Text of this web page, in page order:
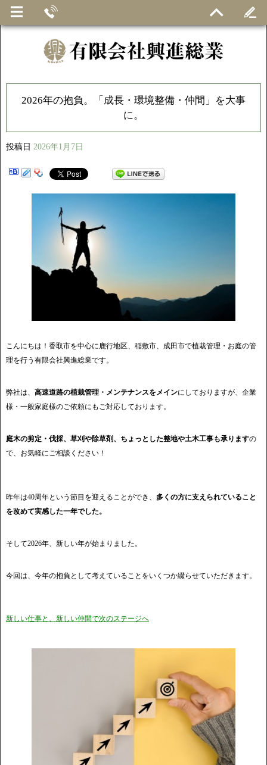
2026年の抱負。「成長・環境整備・仲間」を大事
に。
投稿日 2026年1月7日
こんにちは！香取市を中心に鹿行地区、稲敷市、成田市で植栽管理・お庭の管
理を行う有限会社興進総業です。
弊社は、 高速道路の植栽管理・メンテナンスをメインにしておりますが、企業
様・一般家庭様のご依頼にもご対応しております。
庭木の剪定・伐採、草刈や除草剤、ちょっとした整地や土木工事も承りますの
で、お気軽にご相談ください！
昨年は40周年という節目を迎えることができ、 多くの方に支えられていること
を改めて実感した一年でした。
そして2026年、新しい年が始まりました。
今回は、今年の抱負として考えていることをいくつか綴らせていただきます。
新しい仕事と、新しい仲間で次のステージへ